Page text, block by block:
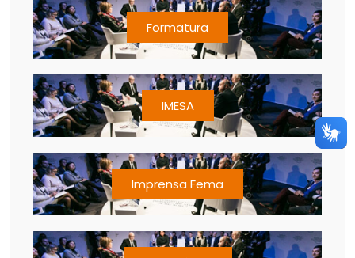
Formatura
IMESA
Imprensa Fema